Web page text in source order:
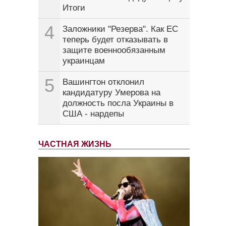
Итоги
4
Заложники "Резерва". Как ЕС
теперь будет отказывать в
защите военнообязанным
украинцам
5
Вашингтон отклонил
кандидатуру Умерова на
должность посла Украины в
США - нардепы
ЧАСТНАЯ ЖИЗНЬ